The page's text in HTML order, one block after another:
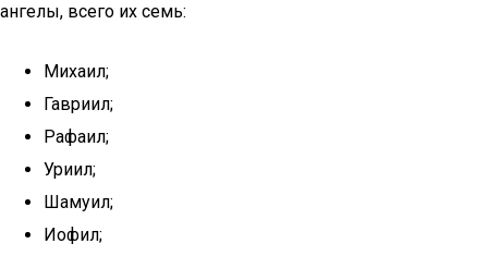
ангелы, всего их семь:
Михаил;
Гавриил;
Рафаил;
Уриил;
Шамуил;
Иофил;